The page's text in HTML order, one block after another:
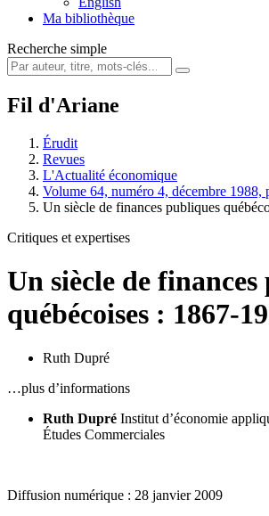
Ma bibliothèque
Recherche simple
Fil d'Ariane
Érudit
Revues
L'Actualité économique
Volume 64, numéro 4, décembre 1988,
Un siècle de finances publiques
Critiques et expertises
Un siècle de
québécoises : 1867-
Ruth Dupré
…plus d’informations
Ruth Dupré Institut d’économie
Études Commerciales
Diffusion numérique : 28 janvier 2009